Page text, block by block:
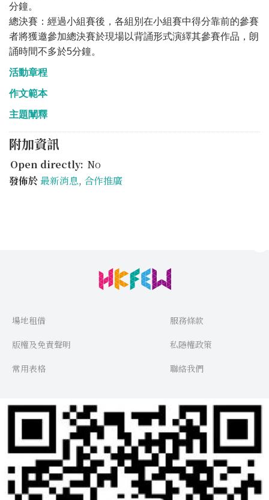
分鐘。
總決賽：經過小組賽後，各組別在小組賽中得分靠前的參賽
者將獲邀參加總決賽於現場以背誦形式演繹其參賽作品，朗
誦時間不多於5分鐘。
活動章程
作文範本
主題闡釋
附加資訊
Open directly: No
發佈於最新消息, 合作推廣
場地租借
服務條款
版權及免責聲明
私隱權政策
常用表格
聯絡我們